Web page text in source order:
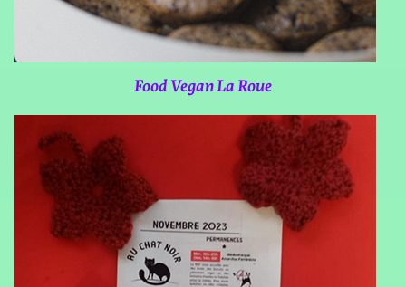
Food Vegan La Roue